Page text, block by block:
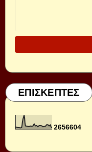
ΕΠΙΣΚΕΠΤΕΣ
2656604